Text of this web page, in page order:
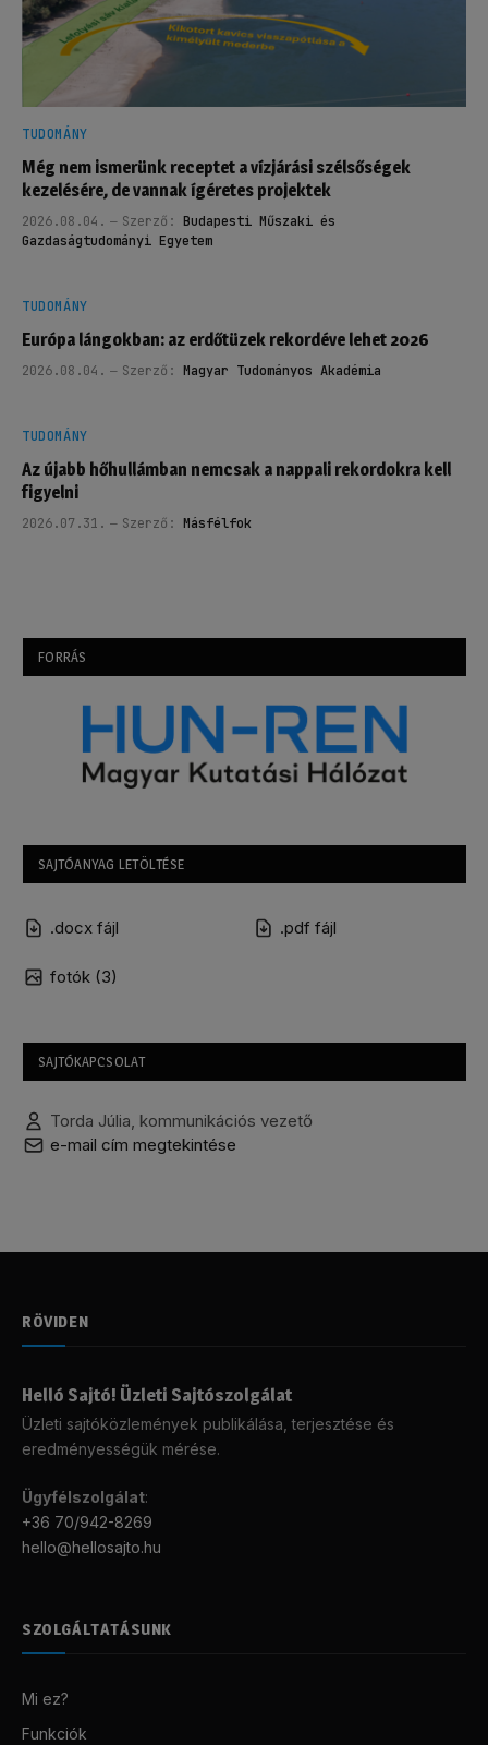
TUDOMÁNY
Még nem ismerünk receptet a vízjárási szélsőségek
kezelésére, de vannak ígéretes projektek
2026.08.04. Szerző: Budapesti Műszaki és
Gazdaságtudományi Egyetem
TUDOMÁNY
Európa lángokban: az erdőtüzek rekordéve lehet 2026
2026.08.04. Szerző: Magyar Tudományos Akadémia
TUDOMÁNY
Az újabb hőhullámban nemcsak a nappali rekordokra kell
figyelni
2026.07.31. Szerző: Másfélfok
FORRÁS
SAJTÓANYAG LETÖLTÉSE
.docx fájl .pdf fájl
fotók (3)
SAJTÓKAPCSOLAT
Torda Júlia, kommunikációs vezető
e-mail cím megtekintése
RÖVIDEN
Helló Sajtó! Üzleti Sajtószolgálat
Üzleti sajtóközlemények publikálása, terjesztése és
eredményességük mérése.
Ügyfélszolgálat:
+36 70/942-8269
hello@hellosajto.hu
SZOLGÁLTATÁSUNK
Mi ez?
Funkciók